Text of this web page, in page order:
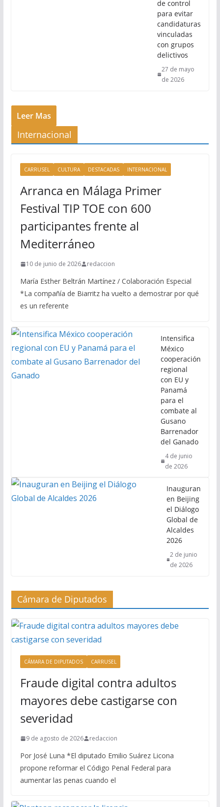
de control
para evitar
candidaturas
vinculadas
con grupos
delictivos
27 de mayo
de 2026
Leer Mas
Internacional
CARRUSEL CULTURA DESTACADAS INTERNACIONAL
Arranca en Málaga Primer
Festival TIP TOE con 600
participantes frente al
Mediterráneo
10 de junio de 2026 redaccion
María Esther Beltrán Martínez / Colaboración Especial
*La compañía de Biarritz ha vuelto a demostrar por qué
es un referente
Intensifica
México
cooperación
regional
con EU y
Panamá
para el
combate al
Gusano
Barrenador
del Ganado
4 de junio
de 2026
Inauguran
en Beijing
el Diálogo
Global de
Alcaldes
2026
2 de junio
de 2026
Cámara de Diputados
CÁMARA DE DIPUTADOS CARRUSEL
Fraude digital contra adultos
mayores debe castigarse con
severidad
9 de agosto de 2026 redaccion
Por José Luna *El diputado Emilio Suárez Licona
propone reformar el Código Penal Federal para
aumentar las penas cuando el